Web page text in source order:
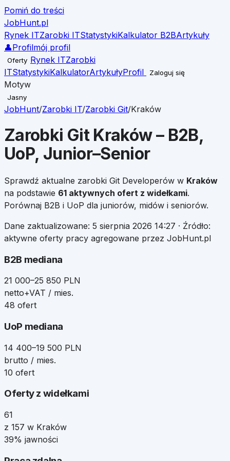
Pomiń do treści
JobHunt.pl
Rynek ITZarobki ITStatystykiKalkulator B2BArtykuły
👤Profilmój profil
Oferty Rynek ITZarobki
ITStatystykiKalkulatorArtykułyProfil Zaloguj się
Motyw
Jasny
JobHunt/Zarobki IT/Zarobki Git/Kraków
Zarobki Git Kraków– B2B,
UoP, Junior–Senior
Sprawdź aktualne zarobki Git Developerów w Kraków
na podstawie 61 aktywnych ofert z widełkami.
Porównaj B2B i UoP dla juniorów, midów i seniorów.
Dane zaktualizowane: 5 sierpnia 2026 14:27 · Źródło:
aktywne oferty pracy agregowane przez JobHunt.pl
B2B mediana
21 000–25 850 PLN
netto+VAT / mies.
48 ofert
UoP mediana
14 400–19 500 PLN
brutto / mies.
10 ofert
Oferty z widełkami
61
z 157 w Kraków
39% jawności